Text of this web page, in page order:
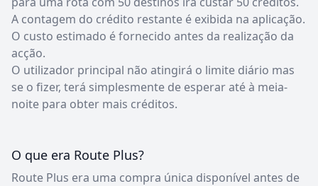
A contagem do crédito restante é exibida na aplicação.
O custo estimado é fornecido antes da realização da
acção.
O utilizador principal não atingirá o limite diário mas
se o fizer, terá simplesmente de esperar até à meia-
noite para obter mais créditos.
O que era Route Plus?
Route Plus era uma compra única disponível antes de